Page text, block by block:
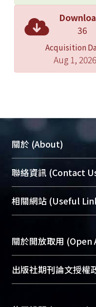
36
Acquisition
Aug 1, 2026
關於 (About)
臺大位居世界頂尖大
展現本校豐碩的研究
機構典藏（NTUR）
台，成為臺大學術典
成果。
To permanently
profiles and
services of “NTU
聯絡資訊 (Contact
總館學科館員(Main
醫學圖書館學科館員
Sciences Library)
相關網站 (Useful
關於開放取用 (Open
開放取用是從使用者
動，應用在學術研究
出版社期刊論文授